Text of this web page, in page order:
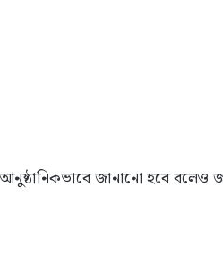
জানানো হবে বলেও